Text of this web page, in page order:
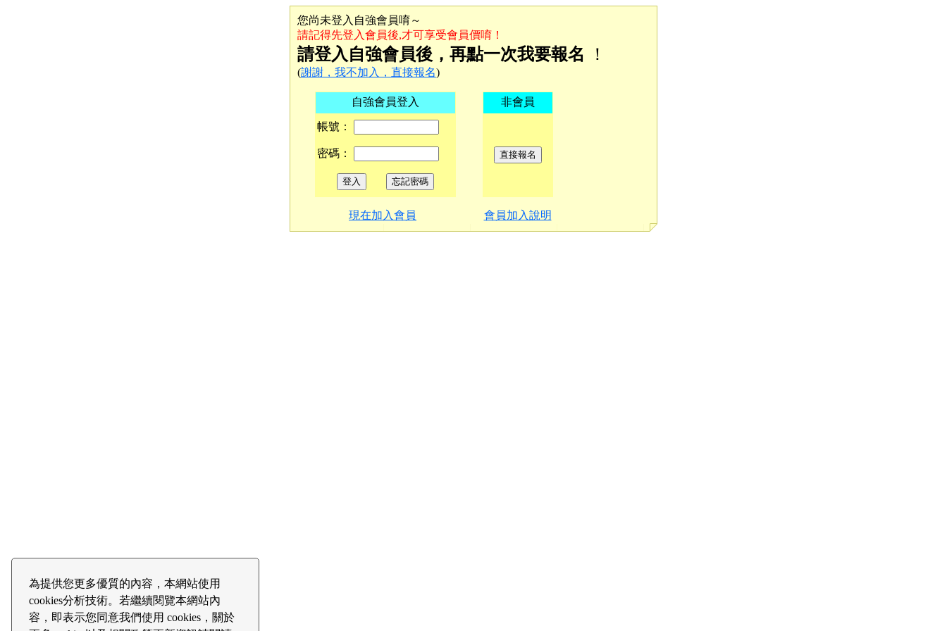
為提供您更多優質的內容，本網站使用
cookies分析技術。若繼續閱覽本網站內
容，即表示您同意我們使用 cookies，關於
您尚未登入自強會員唷～
請記得先登入會員後,才可享受會員價唷！
請登入自強會員後，再點一次我要報名 ！
(謝謝，我不加入，直接報名)
自強會員登入
帳號：
密碼：
非會員
現在加入會員 會員加入說明